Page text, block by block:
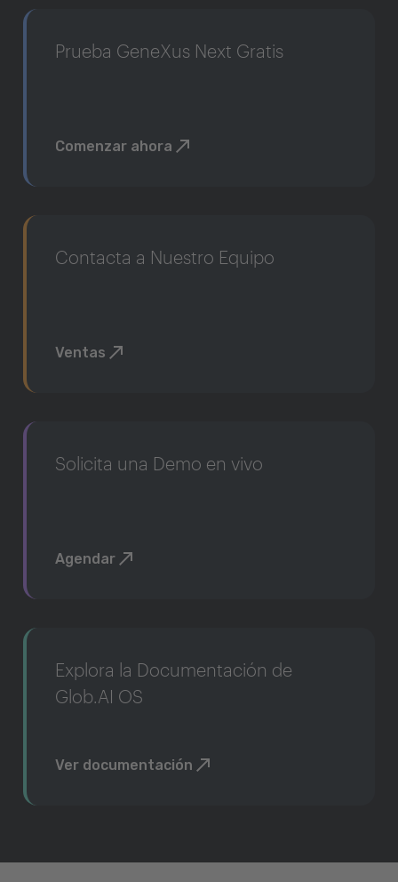
Prueba GeneXus Next Gratis
Comenzar ahora
Contacta a Nuestro Equipo
Ventas
Solicita una Demo en vivo
Agendar
Explora la Documentación de
Glob.AI OS
Ver documentación